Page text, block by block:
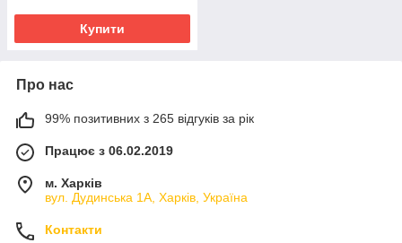
Купити
Про нас
99% позитивних з 265 відгуків за рік
Працює з 06.02.2019
м. Харків
вул. Дудинська 1А, Харків, Україна
Контакти